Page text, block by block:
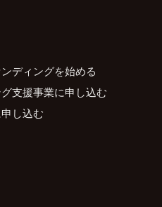
ディングを始める
支援事業に申し込む
し込む